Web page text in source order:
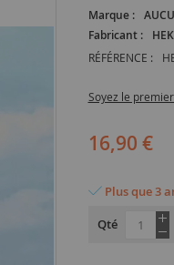
Marque :
Fabricant :
RÉFÉRENCE :
Soyez le
16,90 €
Plus que 3
Qté